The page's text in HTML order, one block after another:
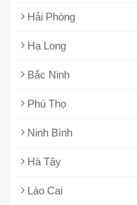
Hải Phòng
Hạ Long
Bắc Ninh
Phú Thọ
Ninh Bình
Hà Tây
Lào Cai